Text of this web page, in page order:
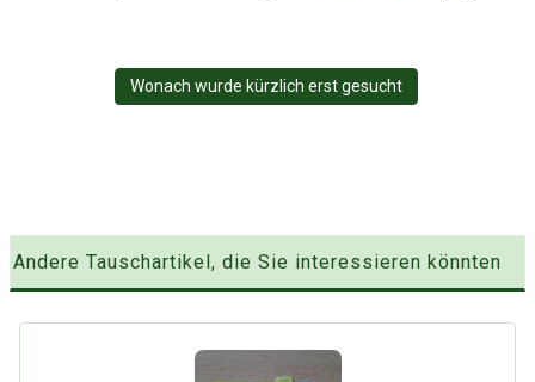
Wonach wurde kürzlich erst gesucht
Andere Tauschartikel, die Sie interessieren könnten